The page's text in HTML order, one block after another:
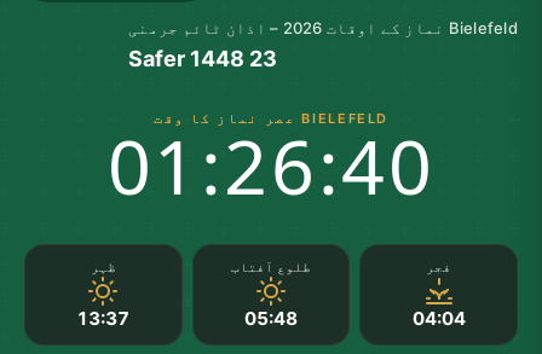
Bielefeld نماز کے اوقات 2026 – اذان ٹائم جرمنی
23 Safer 1448
BIELEFELD عصر نماز کا وقت
01:26:40
فجر
04:04
طلوع آفتاب
05:48
ظہر
13:37